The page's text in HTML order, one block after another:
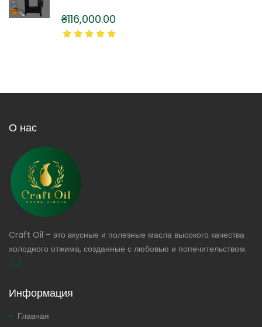
₴116,000.00
О нас
Craft Oil – это вкусные и полезные масла высокого качества
холодного отжима, созданные с любовью и попечительством.
[...]
Информация
Главная